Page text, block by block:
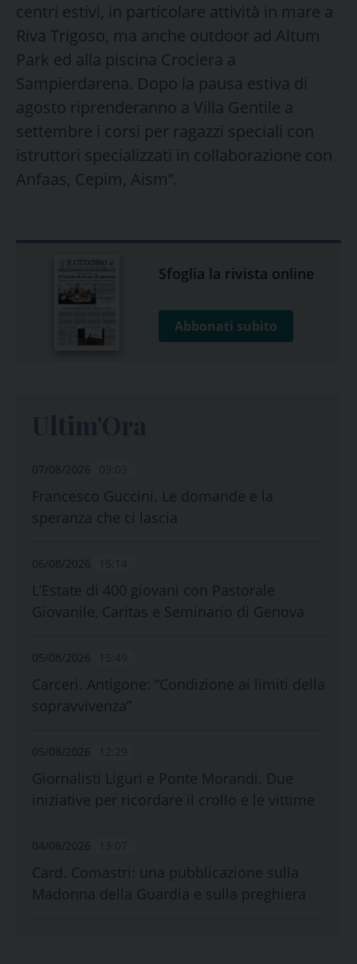
centri estivi, in particolare attività in mare a
Riva Trigoso, ma anche outdoor ad Altum
Park ed alla piscina Crociera a
Sampierdarena. Dopo la pausa estiva di
agosto riprenderanno a Villa Gentile a
settembre i corsi per ragazzi speciali con
istruttori specializzati in collaborazione con
Anfaas, Cepim, Aism”.
Sfoglia la rivista online
Abbonati subito
07/08/2026
Francesco Guccini. Le domande e la
speranza che ci lascia
06/08/2026
L’Estate di 400 giovani con Pastorale
Giovanile, Caritas e Seminario di Genova
05/08/2026
Carceri. Antigone: “Condizione ai limiti della
sopravvivenza”
05/08/2026
Giornalisti Liguri e Ponte Morandi. Due
iniziative per ricordare il crollo e le vittime
04/08/2026
Card. Comastri: una pubblicazione sulla
Madonna della Guardia e sulla preghiera